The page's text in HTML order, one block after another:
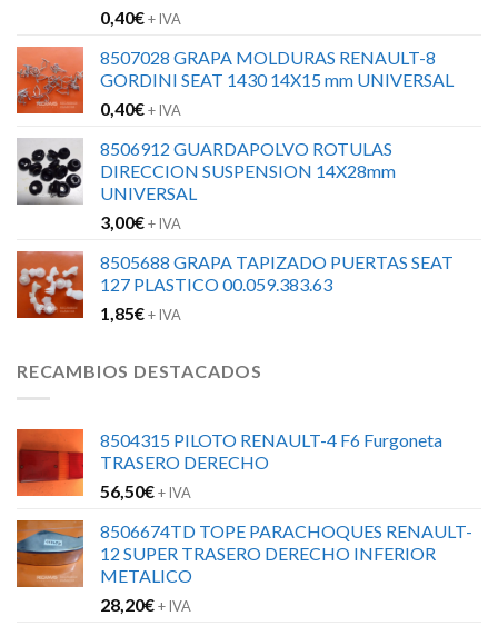
0,40€+ IVA
8507028 GRAPA MOLDURAS RENAULT-8
GORDINI SEAT 1430 14X15 mm UNIVERSAL
0,40€+ IVA
8506912 GUARDAPOLVO ROTULAS
DIRECCION SUSPENSION 14X28mm
UNIVERSAL
3,00€+ IVA
8505688 GRAPA TAPIZADO PUERTAS SEAT
127 PLASTICO 00.059.383.63
1,85€+ IVA
RECAMBIOS DESTACADOS
8504315 PILOTO RENAULT-4 F6 Furgoneta
TRASERO DERECHO
56,50€+ IVA
8506674TD TOPE PARACHOQUES RENAULT-
12 SUPER TRASERO DERECHO INFERIOR
METALICO
28,20€+ IVA